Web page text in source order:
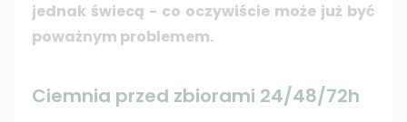
jednak świecą - co oczywiście może już być
poważnym problemem.
Ciemnia przed zbiorami 24/48/72h